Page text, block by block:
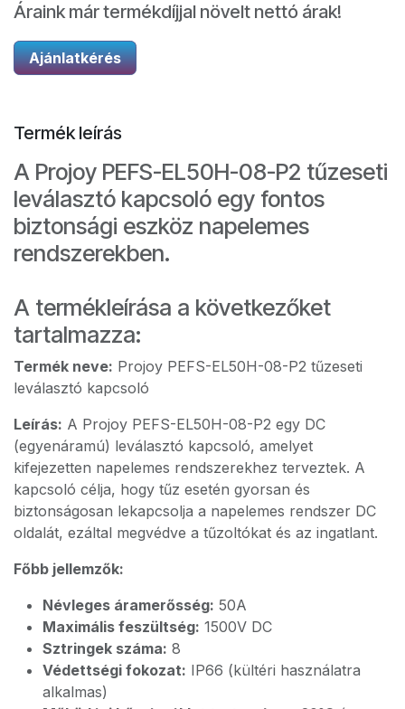
Áraink már termékdíjjal növelt nettó árak!
Ajánlatkérés
Termék leírás
A Projoy PEFS-EL50H-08-P2 tűzeseti
leválasztó kapcsoló egy fontos
biztonsági eszköz napelemes
rendszerekben.
A termékleírása a következőket
tartalmazza:
Termék neve: Projoy PEFS-EL50H-08-P2 tűzeseti
leválasztó kapcsoló
Leírás: A Projoy PEFS-EL50H-08-P2 egy DC
(egyenáramú) leválasztó kapcsoló, amelyet
kifejezetten napelemes rendszerekhez terveztek. A
kapcsoló célja, hogy tűz esetén gyorsan és
biztonságosan lekapcsolja a napelemes rendszer DC
oldalát, ezáltal megvédve a tűzoltókat és az ingatlant.
Főbb jellemzők:
Névleges áramerősség: 50A
Maximális feszültség: 1500V DC
Sztringek száma: 8
Védettségi fokozat: IP66 (kültéri használatra
alkalmas)